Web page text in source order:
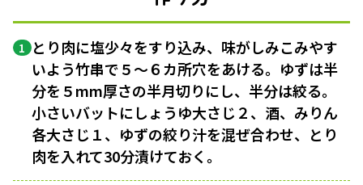
1 とり肉に塩少々をすり込み、味がしみこみやす
いよう竹串で５〜６カ所穴をあける。ゆずは半
分を５mm厚さの半月切りにし、半分は絞る。
小さいバットにしょうゆ大さじ２、酒、みりん
各大さじ１、ゆずの絞り汁を混ぜ合わせ、とり
肉を入れて30分漬けておく。